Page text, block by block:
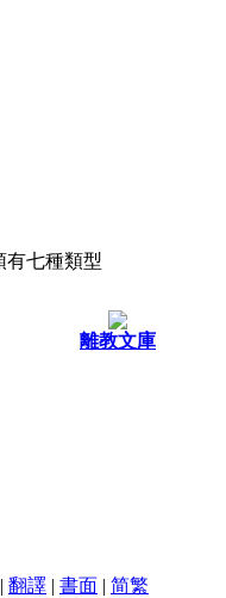
有七種類型
離教文庫
| 翻譯 | 書面 | 简繁